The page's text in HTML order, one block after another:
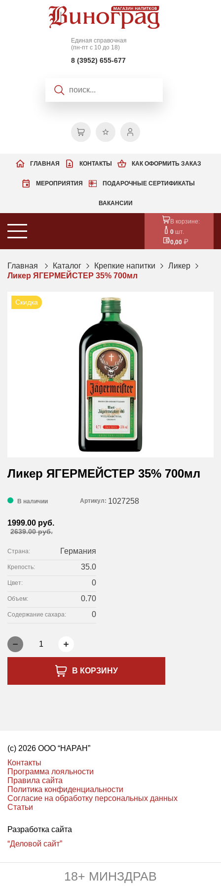
Единая справочная
(пн-пт с 10 до 18)
8 (3952) 655-677
КАК ОФОРМИТЬ ЗАКАЗ
МЕРОПРИЯТИЯ ПОДАРОЧНЫЕ СЕРТИФИКАТЫ
ВАКАНСИИ
ГЛАВНАЯ КОНТАКТЫ
В корзине:
0 шт.
0,00
Главная Каталог Крепкие напитки
Ликер
Ликер ЯГЕРМЕЙСТЕР 35% 700мл
Скидка
Ликер ЯГЕРМЕЙСТЕР 35% 700мл
В наличии Артикул: 1027258
1999.00 руб.
2639.00 руб.
Страна: Германия
Крепость: 35.0
Цвет: 0
Объем: 0.70
Содержание сахара: 0
1
В КОРЗИНУ
(с) 2026 ООО “НАРАН”
Контакты
Программа лояльности
Правила сайта
Политика конфиденциальности
Согласие на обработку персональных данных
Статьи
Разработка сайта
“Деловой сайт”
18+ МИНЗДРАВ